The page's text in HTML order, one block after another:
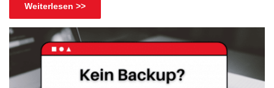
Weiterlesen >>